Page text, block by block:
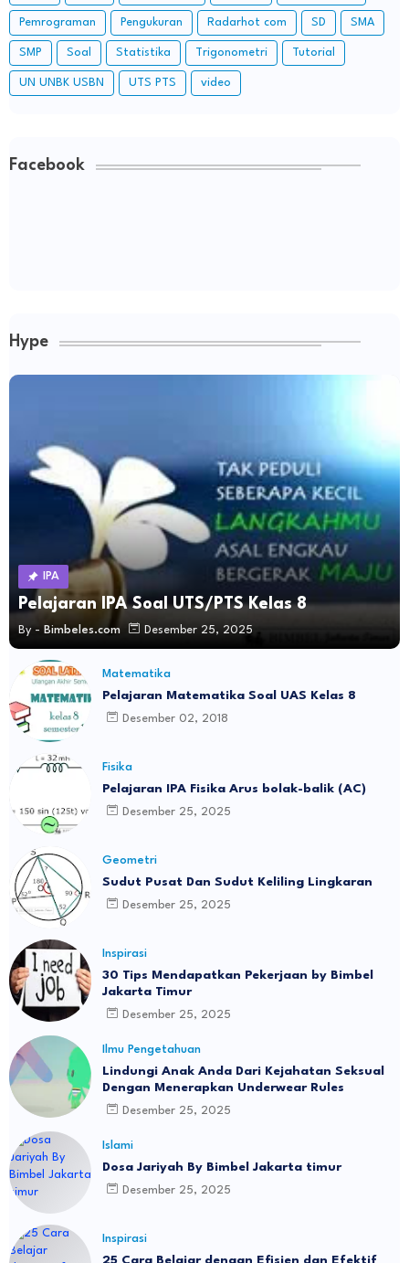
Pemrograman Pengukuran Radarhot com SD SMA
SMP Soal Statistika Trigonometri Tutorial
UN UNBK USBN UTS PTS video
Facebook
Hype
IPA
Pelajaran IPA Soal UTS/PTS Kelas 8
By - Bimbeles.com Desember 25, 2025
Matematika
Pelajaran Matematika Soal UAS Kelas 8
Desember 02, 2018
Fisika
Pelajaran IPA Fisika Arus bolak-balik (AC)
Desember 25, 2025
Geometri
Sudut Pusat Dan Sudut Keliling Lingkaran
Desember 25, 2025
Inspirasi
30 Tips Mendapatkan Pekerjaan by Bimbel
Jakarta Timur
Desember 25, 2025
Ilmu Pengetahuan
Lindungi Anak Anda Dari Kejahatan Seksual
Dengan Menerapkan Underwear Rules
Desember 25, 2025
Islami
Dosa Jariyah By Bimbel Jakarta timur
Desember 25, 2025
Inspirasi